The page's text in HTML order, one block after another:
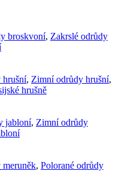
broskvoní, Zakrslé odrůdy
hrušní, Zimní odrůdy hrušní,
hrušně
jabloní, Zimní odrůdy
meruněk, Polorané odrůdy